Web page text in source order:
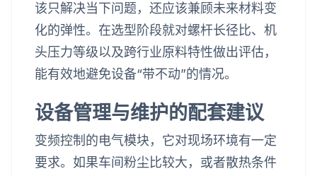
该只解决当下问题，还应该兼顾未来材料变
化的弹性。在选型阶段就对螺杆长径比、机
头压力等级以及跨行业原料特性做出评估，
能有效地避免设备“带不动”的情况。
设备管理与维护的配套建议
变频控制的电气模块，它对现场环境有一定
要求。如果车间粉尘比较大，或者散热条件